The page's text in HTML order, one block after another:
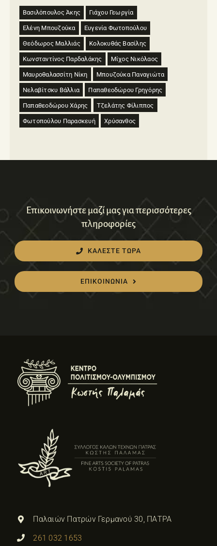
Βασιλόπουλος Άκης Γιάχου Γεωργία
Ελένη Μπουζούκα Ευγενία Φωτοπούλου
Θεόδωρος Μαλλιάς Κολοκυθάς Βασίλης
Κωνσταντίνος Παρδαλάκης Μίχος Νικόλαος
Μαυροθαλασσίτη Νίκη Μπουζούκα Παναγιώτα
Νελαβίτσκυ Βάλλια Παπαθεοδώρου Γρηγόρης
Παπαθεοδώρου Χάρης Τζελάτης Φίλιππος
Φωτοπούλου Παρασκευή Χρύσανθος
Επικοινωνήστε μαζί μας για περισσότερες
πληροφορίες
ΚΑΛΕΣΤΕ ΤΩΡΑ
ΕΠΙΚΟΙΝΩΝΙΑ
Παλαιών Πατρών Γερμανού 30, ΠΑΤΡΑ
261 032 1653